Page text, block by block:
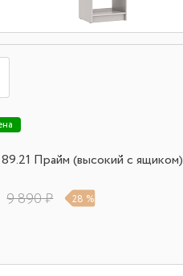
Прайм (высокий с ящиком)
9 890 ₽ 28 %